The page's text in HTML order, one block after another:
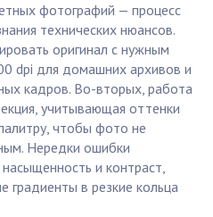
фотографий — процесс
технических нюансов.
оригинал с нужным
dpi для домашних архивов и
кадров. Во-вторых, работа
учитывающая оттенки
чтобы фото не
Нередки ошибки
и контраст,
градиенты в резкие кольца